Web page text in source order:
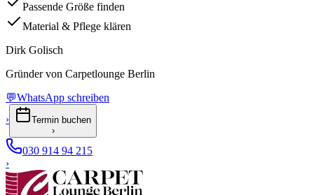
Passende Größe finden
Material & Pflege klären
Dirk Golisch
Gründer von Carpetlounge Berlin
💬WhatsApp schreiben
›
Termin buchen
›
030 914 94 215
›